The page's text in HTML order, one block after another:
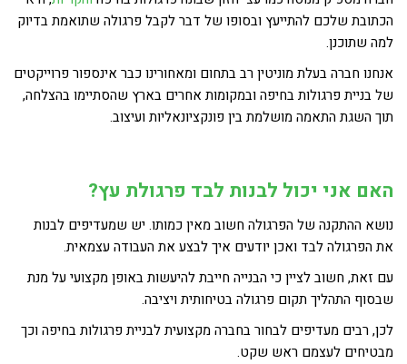
הכתובת שלכם להתייעץ ובסופו של דבר לקבל פרגולה שתואמת בדיוק
למה שתוכנן.
אנחנו חברה בעלת מוניטין רב בתחום ומאחורינו כבר אינספור פרוייקטים
של בניית פרגולות בחיפה ובמקומות אחרים בארץ שהסתיימו בהצלחה,
תוך השגת התאמה מושלמת בין פונקציונאליות ועיצוב.
האם אני יכול לבנות לבד פרגולת עץ?
נושא ההתקנה של הפרגולה חשוב מאין כמותו. יש שמעדיפים לבנות
את הפרגולה לבד ואכן יודעים איך לבצע את העבודה עצמאית.
עם זאת, חשוב לציין כי הבנייה חייבת להיעשות באופן מקצועי על מנת
שבסוף התהליך תקום פרגולה בטיחותית ויציבה.
לכן, רבים מעדיפים לבחור בחברה מקצועית לבניית פרגולות בחיפה וכך
מבטיחים לעצמם ראש שקט.